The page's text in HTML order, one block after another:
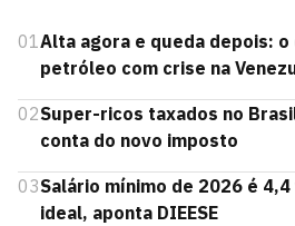
01Alta agora e queda depois:
petróleo com crise na
02Super-ricos taxados no
conta do novo imposto
03Salário mínimo de 2026 é
ideal, aponta DIEESE